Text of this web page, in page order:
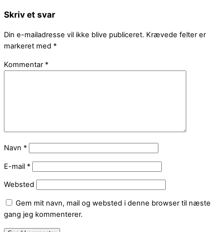
Skriv et svar
Din e-mailadresse vil ikke blive publiceret. Krævede felter er
markeret med *
Kommentar *
Navn *
E-mail *
Websted
Gem mit navn, mail og websted i denne browser til næste
gang jeg kommenterer.